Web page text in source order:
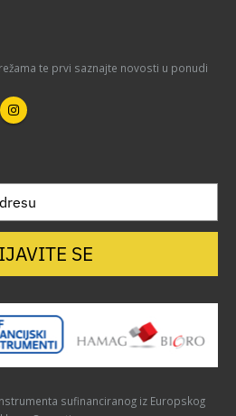
te prvi saznajte novosti u ponudi
SE
sufinanciranog iz Europskog